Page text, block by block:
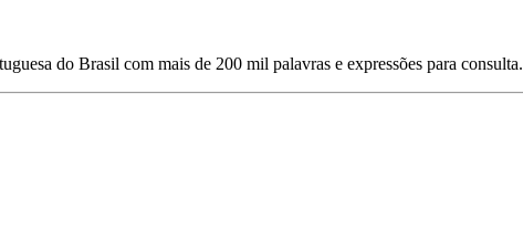
do Brasil com mais de 200 mil palavras e expressões para consulta.